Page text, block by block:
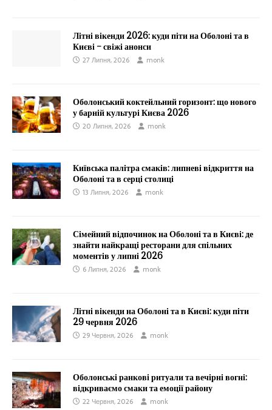
Літні вікенди 2026: куди піти на Оболоні та в
Києві – свіжі анонси
27 Липня, 2026 monk
Оболонський коктейльний горизонт: що нового
у барній культурі Києва 2026
20 Липня, 2026 monk
Київська палітра смаків: липневі відкриття на
Оболоні та в серці столиці
13 Липня, 2026 monk
Сімейний відпочинок на Оболоні та в Києві: де
знайти найкращі ресторани для спільних
моментів у липні 2026
6 Липня, 2026 monk
Літні вікенди на Оболоні та в Києві: куди піти
29 червня 2026
29 Червня, 2026 monk
Оболонські ранкові ритуали та вечірні вогні:
відкриваємо смаки та емоції району
22 Червня, 2026 monk